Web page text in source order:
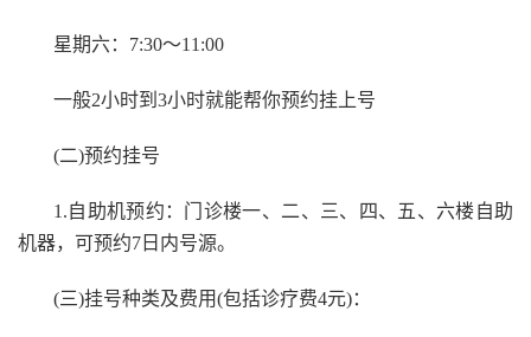
星期六：7:30～11:00
一般2小时到3小时就能帮你预约挂上号
(二)预约挂号
1.自助机预约：门诊楼一、二、三、四、五、六楼自助
机器，可预约7日内号源。
(三)挂号种类及费用(包括诊疗费4元)：